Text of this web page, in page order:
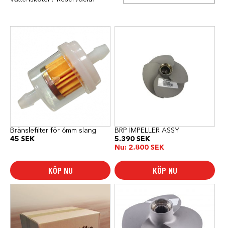
Bränslefilter för 6mm slang
45 SEK
KÖP NU
BRP IMPELLER ASSY
5.390 SEK
Nu: 2.800 SEK
KÖP NU